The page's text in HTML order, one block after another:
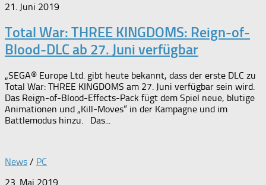
21. Juni 2019
Total War: THREE KINGDOMS: Reign-of-
Blood-DLC ab 27. Juni verfügbar
„SEGA® Europe Ltd. gibt heute bekannt, dass der erste DLC zu
Total War: THREE KINGDOMS am 27. Juni verfügbar sein wird.
Das Reign-of-Blood-Effects-Pack fügt dem Spiel neue, blutige
Animationen und „Kill-Moves“ in der Kampagne und im
Battlemodus hinzu. Das...
News / PC
23. Mai 2019